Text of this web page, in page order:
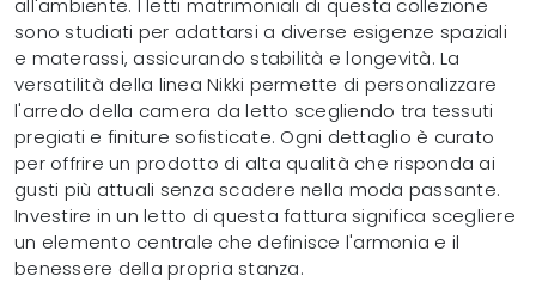
sono studiati per adattarsi a diverse esigenze spaziali
e materassi, assicurando stabilità e longevità. La
versatilità della linea Nikki permette di personalizzare
l'arredo della camera da letto scegliendo tra tessuti
pregiati e finiture sofisticate. Ogni dettaglio è curato
per offrire un prodotto di alta qualità che risponda ai
gusti più attuali senza scadere nella moda passante.
Investire in un letto di questa fattura significa scegliere
un elemento centrale che definisce l'armonia e il
benessere della propria stanza.